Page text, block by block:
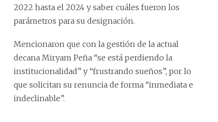
2022 hasta el 2024 y saber cuáles fueron los
parámetros para su designación.
Mencionaron que con la gestión de la actual
decana Miryam Peña “se está perdiendo la
institucionalidad” y “frustrando sueños”, por lo
que solicitan su renuncia de forma “inmediata e
indeclinable”.